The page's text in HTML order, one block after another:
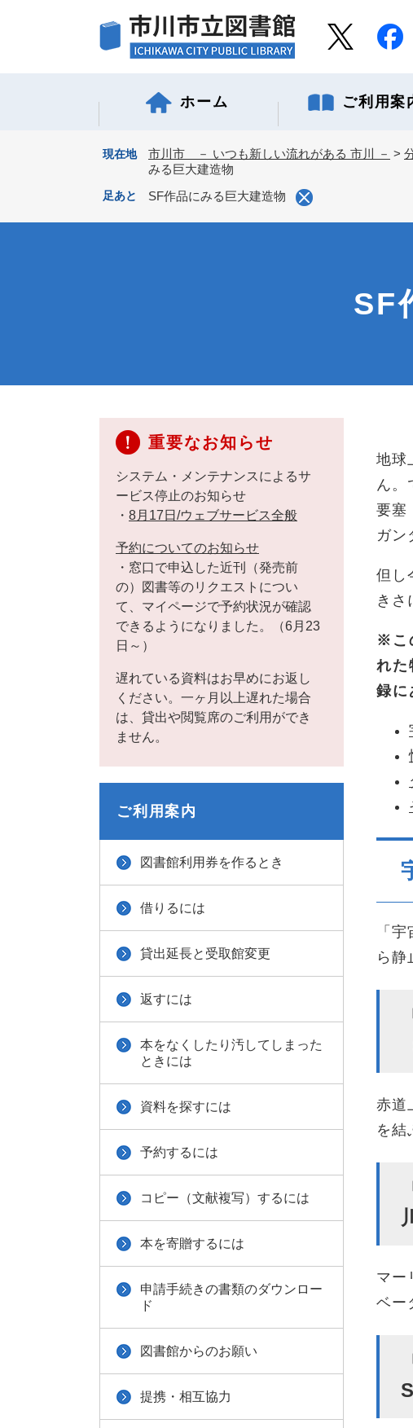
ホーム ご利用案
現在地 市川市 － いつも新しい流れがある 市川 － >
みる巨大建造物
足あと SF作品にみる巨大建造物
SF
文
地球
ん。
要塞
ガン
但し
きさ
※こ
れた
録に
「
ら静
赤道
を結
マー
ベー
重要なお知らせ
システム・メンテナンスによるサ
ービス停止のお知らせ
・ 8月17日/ウェブサービス全般
予約についてのお知らせ
・窓口で申込した近刊（発売前
の）図書等のリクエストについ
て、マイページで予約状況が確認
できるようになりました。（6月23
日～）
遅れている資料はお早めにお返し
ください。一ヶ月以上遅れた場合
は、貸出や閲覧席のご利用ができ
ません。
ご利用案内
図書館利用券を作るとき
借りるには
貸出延長と受取館変更
返すには
本をなくしたり汚してしまった
ときには
資料を探すには
予約するには
コピー（文献複写）するには
本を寄贈するには
申請手続きの書類のダウンロー
ド
図書館からのお願い
提携・相互協力